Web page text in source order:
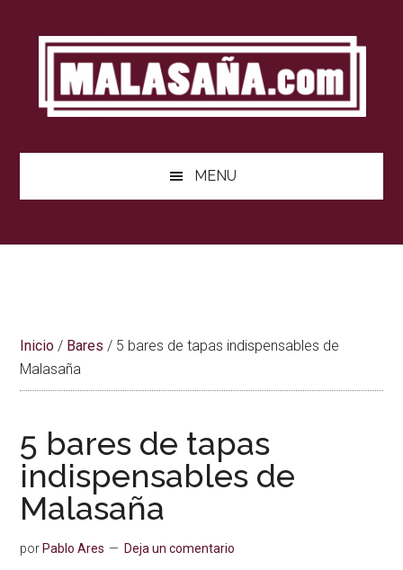
contenido
página
MENU
Inicio / Bares / 5 bares de tapas indispensables de
Malasaña
5 bares de tapas
indispensables de
Malasaña
por Pablo Ares Deja un comentario